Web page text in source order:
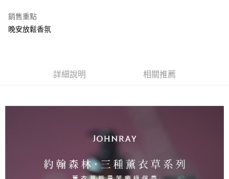
全盈+PAY
AFTEE先享後付
結帳頁面，進行簡訊認證並確認金額後，即可完成結帳。
３．收到繳費通知簡訊後14天內，點擊此簡訊中的連結，可透過四大超商／
ATM／網路銀行／等多元方式進行付款，方視為交易完成。
※ 請注意：結帳手續完成當下不需立刻繳費，但若您需要取消訂單，請聯絡
每筆NT$100，滿NT$1,500(含以上)免運費
每筆NT$100，滿NT$1,500(含以上)免運費
銷售重點
晚安放鬆香氛
詳細說明 相關推薦